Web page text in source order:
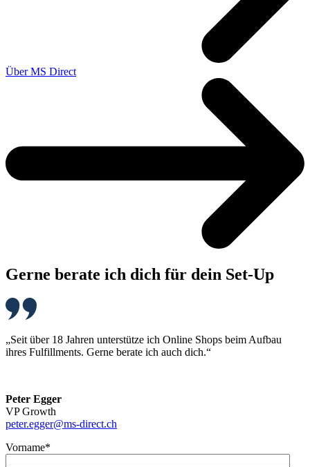
Über MS Direct
Gerne berate ich dich für dein Set-Up
„Seit über 18 Jahren unterstütze ich Online Shops beim Aufbau
ihres Fulfillments. Gerne berate ich auch dich.“
Peter Egger
VP Growth
peter.egger@ms-direct.ch
Vorname*